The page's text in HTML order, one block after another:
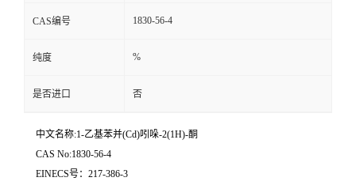
CAS编号 1830-56-4
纯度 %
是否进口 否
中文名称:1-乙基苯并(Cd)吲哚-2(1H)-酮
CAS No:1830-56-4
EINECS号：217-386-3